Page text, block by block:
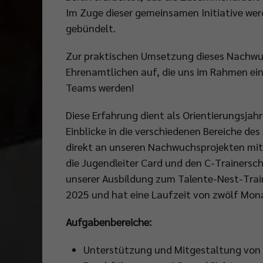
Im Zuge dieser gemeinsamen Initiative
gebündelt.
Zur praktischen Umsetzung dieses
Ehrenamtlichen auf, die uns im Rahmen
Teams werden!
Diese Erfahrung dient als
Einblicke in die verschiedenen Bereiche
direkt an unseren Nachwuchsprojekten
die Jugendleiter Card und den C-
unserer Ausbildung zum Talente-Nest-
2025 und hat eine Laufzeit von zwölf
Aufgabenbereiche:
Unterstützung und Mitgestaltung von